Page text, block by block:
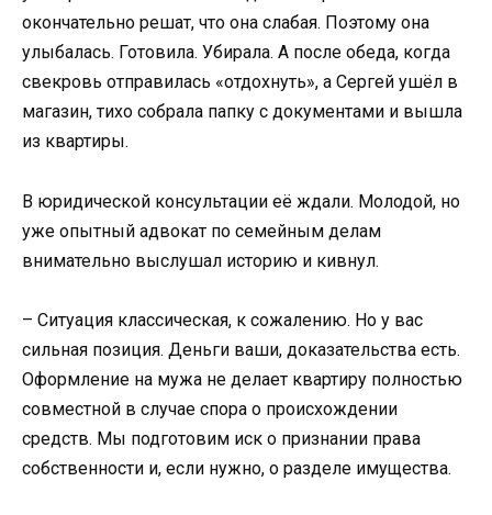
окончательно решат, что она слабая. Поэтому она
улыбалась. Готовила. Убирала. А после обеда, когда
свекровь отправилась «отдохнуть», а Сергей ушёл в
магазин, тихо собрала папку с документами и вышла
из квартиры.
В юридической консультации её ждали. Молодой, но
уже опытный адвокат по семейным делам
внимательно выслушал историю и кивнул.
– Ситуация классическая, к сожалению. Но у вас
сильная позиция. Деньги ваши, доказательства есть.
Оформление на мужа не делает квартиру полностью
совместной в случае спора о происхождении
средств. Мы подготовим иск о признании права
собственности и, если нужно, о разделе имущества.